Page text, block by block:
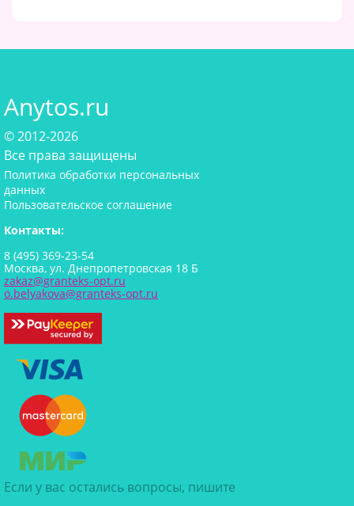
Anytos.ru
© 2012-2026
Все права защищены
Политика обработки персональных
данных
Пользовательское соглашение
Контакты:
8 (495) 369-23-54
Москва, ул. Днепропетровская 18 Б
zakaz@granteks-opt.ru
o.belyakova@granteks-opt.ru
Если у вас остались вопросы, пишите